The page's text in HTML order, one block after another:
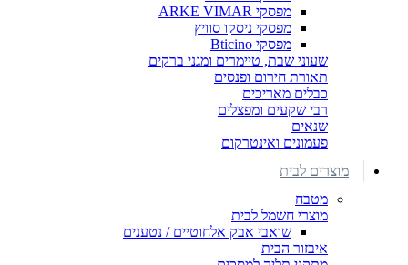
מפסקי ARKE VIMAR
מפסקי ניסקו סוויץ
מפסקי Bticino
שעוני שבת, טיימרים ומגני ברקים
תאורת חירום ופנסים
כבלים מאריכים
רבי שקעים ומפצלים
שנאים
פעמונים ואינטרקום
מוצרים לבית
מטבח
מוצרי חשמל לבית
שואבי אבק אלחוטיים / נטענים
איבזור הבית